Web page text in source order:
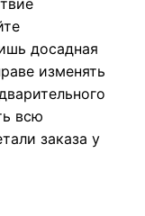
досадная
изменять
всю
заказа у